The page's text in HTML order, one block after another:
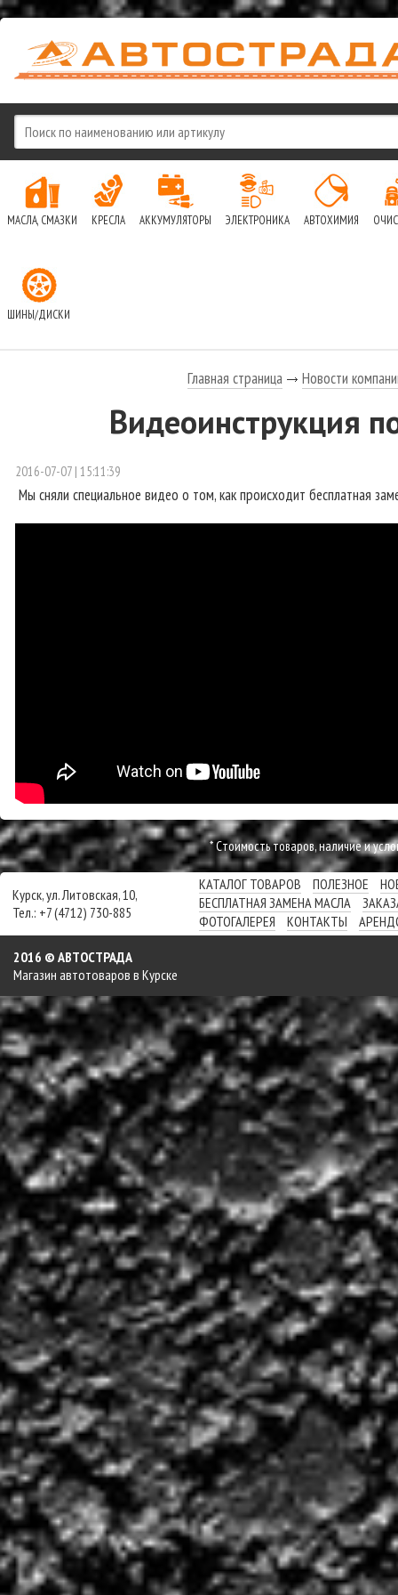
МАСЛА, СМАЗКИ КРЕСЛА АККУМУЛЯТОРЫ ЭЛЕКТРОНИКА АВТОХИМИЯ
ШИНЫ/ДИСКИ
Главная страница Новости
Видеоинструкция
2016-07-07 | 15:11:39
Мы сняли специальное видео о том, как происходит бесплатная
* Cтоимость товаров, наличие и
Курск, ул. Литовская, 10,
Тел.: +7 (4712) 730-885
КАТАЛОГ ТОВАРОВ ПОЛЕЗНОЕ
БЕСПЛАТНАЯ ЗАМЕНА МАСЛА
ФОТОГАЛЕРЕЯ
КОНТАКТЫ
2016 © АВТОСТРАДА
Магазин автотоваров в Курске